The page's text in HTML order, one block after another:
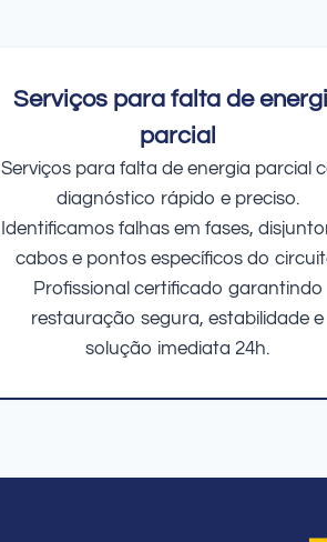
Serviços para falta de
parcial
Serviços para falta de energia parcial
diagnóstico rápido e preciso.
Identificamos falhas em fases,
cabos e pontos específicos do
Profissional certificado garantindo
restauração segura, estabilidade e
solução imediata 24h.